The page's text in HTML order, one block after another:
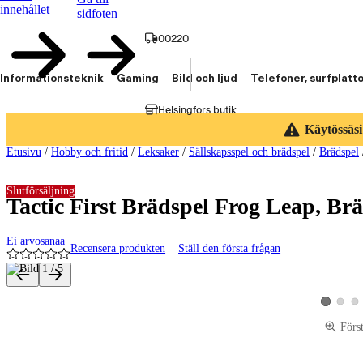
innehållet
sidfoten
00220
Helsingfors butik
Informationsteknik Gaming Bild och ljud Telefoner,
Etusivu / Hobby och fritid / Leksaker / Sällskapsspel och brädspel / Brädspel
Tactic First Brädspel Frog Leap,
Ei arvosanaa
Recensera produkten Ställ den första frågan
Slutförsäljning
Produktbilder och videor
VisaVisa